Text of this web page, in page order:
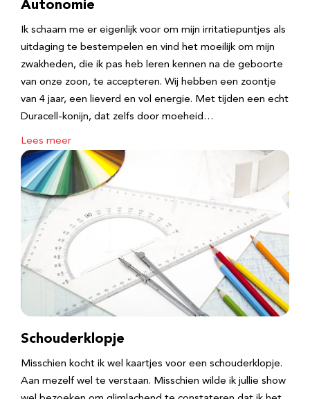
Autonomie
Ik schaam me er eigenlijk voor om mijn irritatiepuntjes als
uitdaging te bestempelen en vind het moeilijk om mijn
zwakheden, die ik pas heb leren kennen na de geboorte
van onze zoon, te accepteren. Wij hebben een zoontje
van 4 jaar, een lieverd en vol energie. Met tijden een echt
Duracell-konijn, dat zelfs door moeheid…
Lees meer
Schouderklopje
Misschien kocht ik wel kaartjes voor een schouderklopje.
Aan mezelf wel te verstaan. Misschien wilde ik jullie show